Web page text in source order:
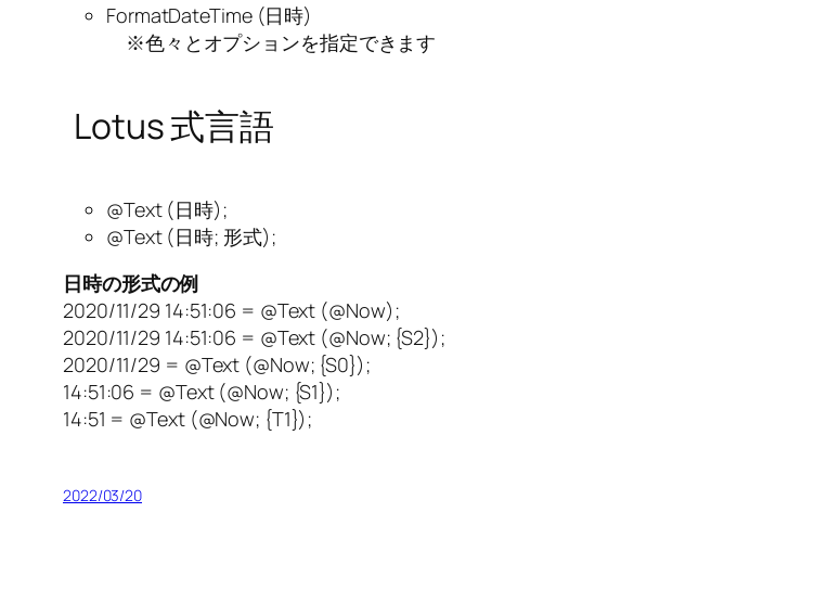
FormatDateTime (日時)
※色々とオプションを指定できます
Lotus 式言語
@Text (日時);
@Text (日時; 形式);
日時の形式の例
2020/11/29 14:51:06 = @Text (@Now);
2020/11/29 14:51:06 = @Text (@Now; {S2});
2020/11/29 = @Text (@Now; {S0});
14:51:06 = @Text (@Now; {S1});
14:51 = @Text (@Now; {T1});
2022/03/20